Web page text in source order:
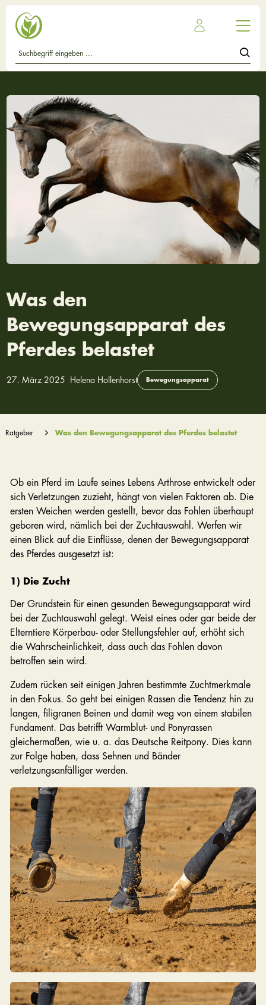
Was den
Bewegungsapparat des
Pferdes belastet
27. März 2025 Helena Hollenhorst Bewegungsapparat
Ratgeber Was den Bewegungsapparat des Pferdes belastet
Ob ein Pferd im Laufe seines Lebens Arthrose entwickelt oder
sich Verletzungen zuzieht, hängt von vielen Faktoren ab. Die
ersten Weichen werden gestellt, bevor das Fohlen überhaupt
geboren wird, nämlich bei der Zuchtauswahl. Werfen wir
einen Blick auf die Einflüsse, denen der Bewegungsapparat
des Pferdes ausgesetzt ist:
1) Die Zucht
Der Grundstein für einen gesunden Bewegungsapparat wird
bei der Zuchtauswahl gelegt. Weist eines oder gar beide der
Elterntiere Körperbau- oder Stellungsfehler auf, erhöht sich
die Wahrscheinlichkeit, dass auch das Fohlen davon
betroffen sein wird.
Zudem rücken seit einigen Jahren bestimmte Zuchtmerkmale
in den Fokus. So geht bei einigen Rassen die Tendenz hin zu
langen, filigranen Beinen und damit weg von einem stabilen
Fundament. Das betrifft Warmblut- und Ponyrassen
gleichermaßen, wie u. a. das Deutsche Reitpony. Dies kann
zur Folge haben, dass Sehnen und Bänder
verletzungsanfälliger werden.